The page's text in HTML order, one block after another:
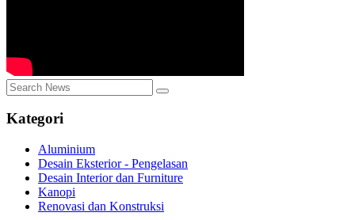
Kategori
Aluminium
Desain Eksterior - Pengelasan
Desain Interior dan Furniture
Kanopi
Renovasi dan Konstruksi